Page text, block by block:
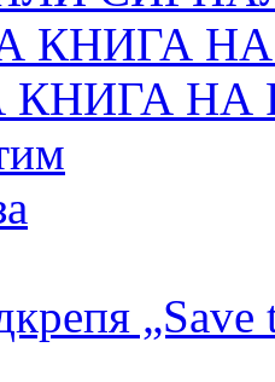
КНИГА НА
„Save